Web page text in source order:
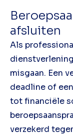
afsluiten
Als
misgaan. Een
deadline of
tot financiële
verzekerd